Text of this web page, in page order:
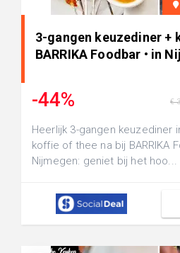
3-gangen keuzediner +
BARRIKA Foodbar • in
-44% €
Heerlijk 3-gangen keuzediner
koffie of thee na bij BARRIKA
Nijmegen: geniet bij het hoo...